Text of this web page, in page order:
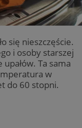
się nieszczęście.
i osoby starszej
Ta sama
w
do 60 stopni.